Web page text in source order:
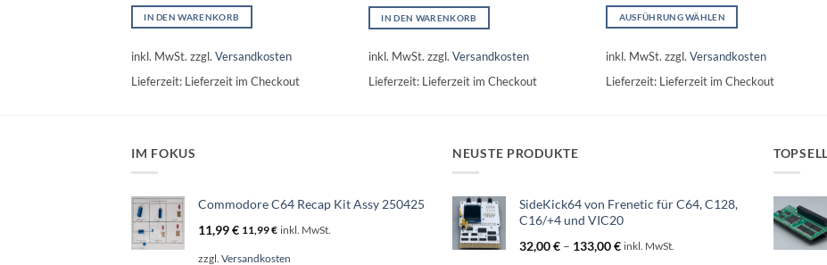
IN DEN WARENKORB
inkl. MwSt. zzgl. Versandkosten
Lieferzeit: Lieferzeit im Checkout
IN DEN WARENKORB
inkl. MwSt. zzgl.Versandkosten
Lieferzeit: Lieferzeit im Checkout
AUSFÜHRUNG WÄHLEN
Produkt
mehrere
auf
der
gewählt
inkl. MwSt. zzgl.Versandkosten
Lieferzeit: Lieferzeit im Checkout
IM FOKUS
Commodore C64 Recap Kit Assy 250425
11,99€ 11,99€ inkl. MwSt.
zzgl. Versandkosten
NEUSTE PRODUKTE
SideKick64 von Frenetic für C64, C128,
C16/+4 und VIC20
32,00€ – 133,00€ inkl. MwSt.